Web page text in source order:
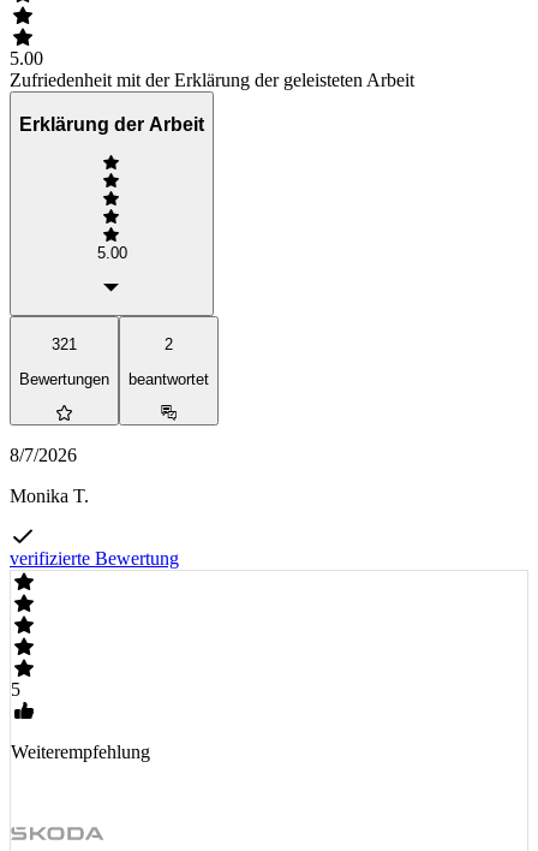
5.00
Zufriedenheit mit der Erklärung der geleisteten Arbeit
Erklärung der Arbeit
5.00
321
Bewertungen
2
beantwortet
8/7/2026
Monika T.
verifizierte Bewertung
5
Weiterempfehlung